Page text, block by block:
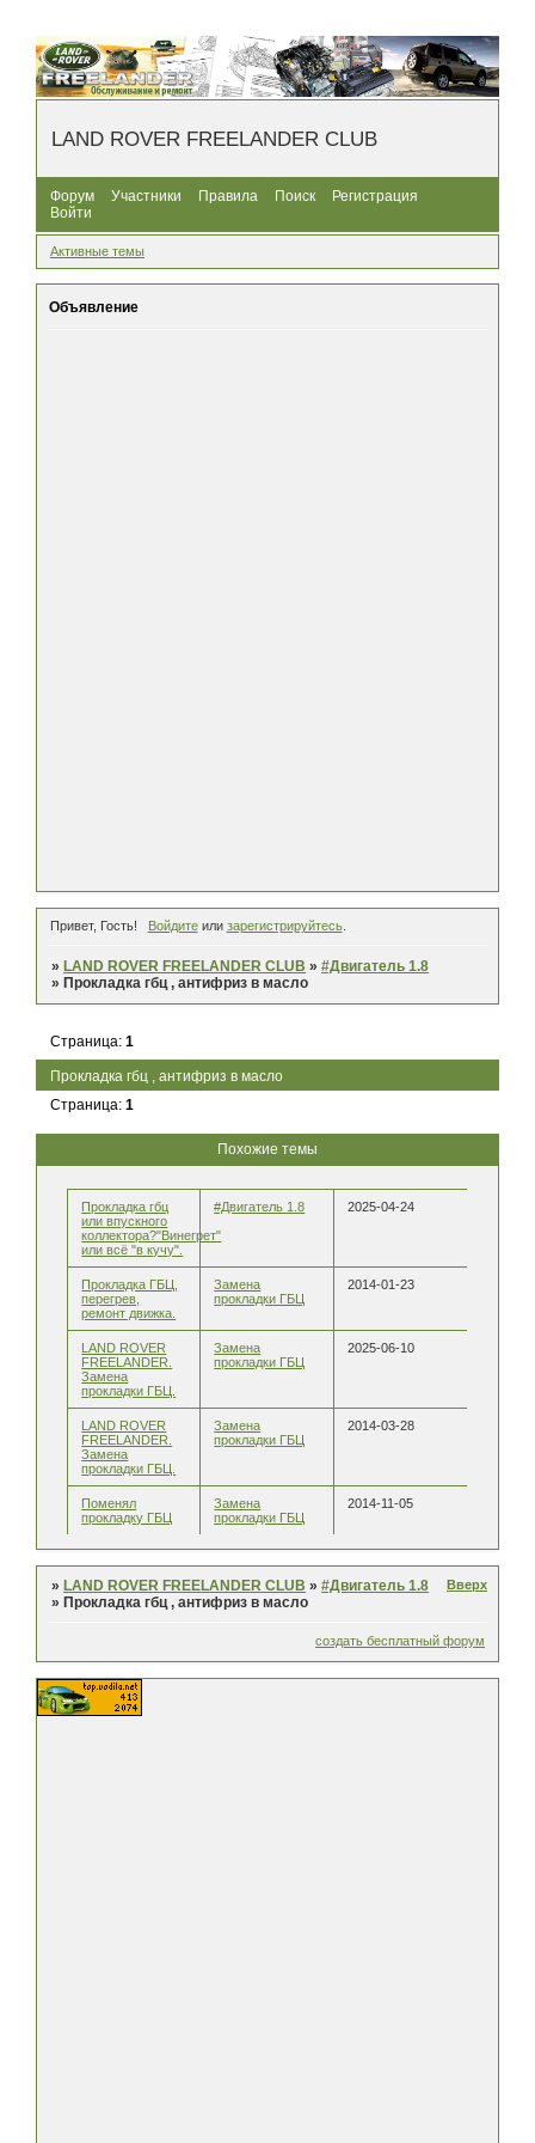
LAND ROVER FREELANDER CLUB
Форум Участники Правила Поиск
Регистрация
Войти
Активные темы
Объявление
Привет, Гость! Войдитеили зарегистрируйтесь.
» LAND ROVER FREELANDER CLUB »#Двигатель 1.8
» Прокладка гбц , антифриз в масло
Прокладка гбц , антифриз в масло
Страница:1
Страница:1
Похожие темы
Прокладка гбц
или впускного
коллектора?"Винегрет"
или всё "в кучу".
#Двигатель 1.8 2025-04-24
Прокладка ГБЦ,
перегрев,
ремонт движка.
Замена
прокладки ГБЦ
2014-01-23
LAND ROVER
FREELANDER.
Замена
прокладки ГБЦ.
Замена
прокладки ГБЦ
2025-06-10
LAND ROVER
FREELANDER.
Замена
прокладки ГБЦ.
Замена
прокладки ГБЦ
2014-03-28
Поменял
прокладку ГБЦ
Замена
прокладки ГБЦ
2014-11-05
» LAND ROVER FREELANDER CLUB »#Двигатель 1.8
» Прокладка гбц , антифриз в масло
Вверх
создать бесплатный форум